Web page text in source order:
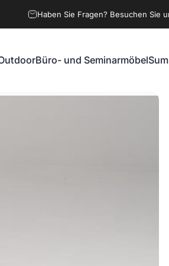
Haben Sie Fragen? Besuchen Sie
Büro- und Seminarmöbel